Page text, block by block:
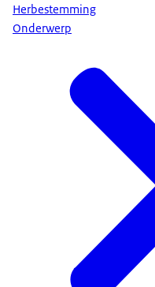
Herbestemming
Onderwerp